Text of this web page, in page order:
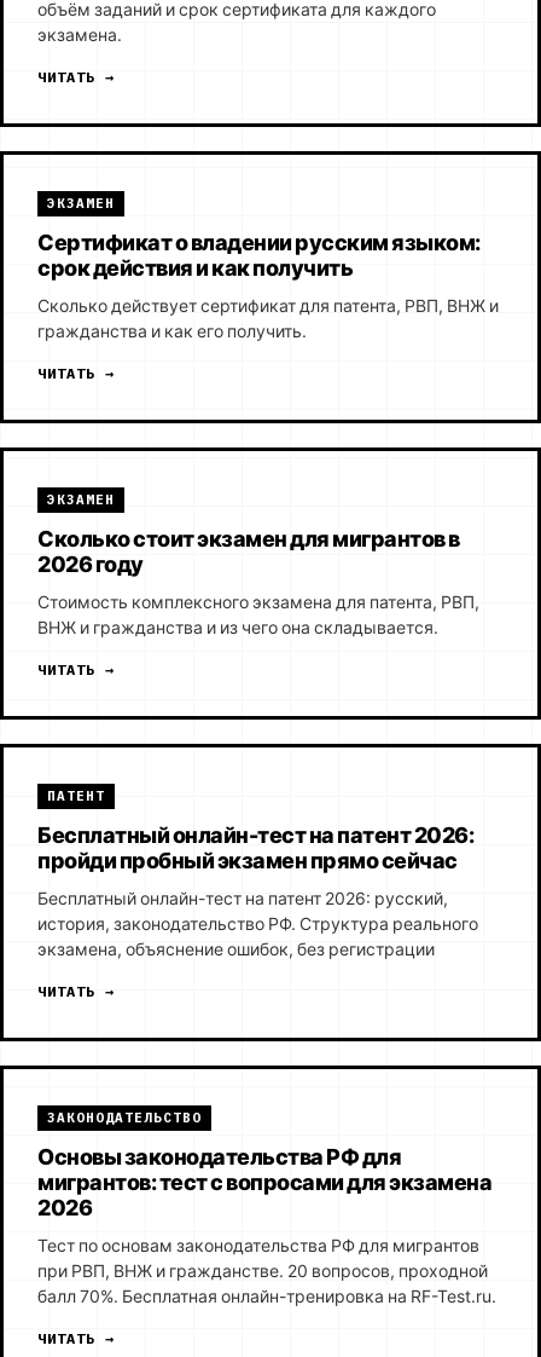
объём заданий и срок сертификата для каждого
экзамена.
ЧИТАТЬ →
ЭКЗАМЕН
Сертификат о владении русским языком:
срок действия и как получить
Сколько действует сертификат для патента, РВП, ВНЖ и
гражданства и как его получить.
ЧИТАТЬ →
ЭКЗАМЕН
Сколько стоит экзамен для мигрантов в
2026 году
Стоимость комплексного экзамена для патента, РВП,
ВНЖ и гражданства и из чего она складывается.
ЧИТАТЬ →
ПАТЕНТ
Бесплатный онлайн-тест на патент 2026:
пройди пробный экзамен прямо сейчас
Бесплатный онлайн-тест на патент 2026: русский,
история, законодательство РФ. Структура реального
экзамена, объяснение ошибок, без регистрации
ЧИТАТЬ →
ЗАКОНОДАТЕЛЬСТВО
Основы законодательства РФ для
мигрантов: тест с вопросами для экзамена
2026
Тест по основам законодательства РФ для мигрантов
при РВП, ВНЖ и гражданстве. 20 вопросов, проходной
балл 70%. Бесплатная онлайн-тренировка на RF-Test.ru.
ЧИТАТЬ →